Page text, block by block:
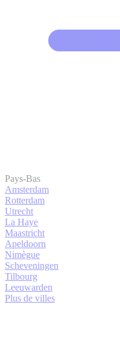
Pays-Bas
Amsterdam
Rotterdam
Utrecht
La Haye
Maastricht
Apeldoorn
Nimègue
Scheveningen
Tilbourg
Leeuwarden
Plus de villes